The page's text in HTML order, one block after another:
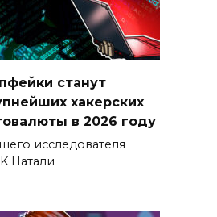
станут
хакерских
в 2026 году
исследователя
Натали